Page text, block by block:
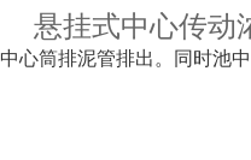
悬挂式中心传动
中心筒排泥管排出。同时池